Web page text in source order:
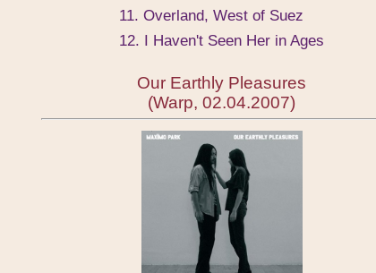
11. Overland, West of Suez
12. I Haven't Seen Her in Ages
Our Earthly Pleasures
(Warp, 02.04.2007)